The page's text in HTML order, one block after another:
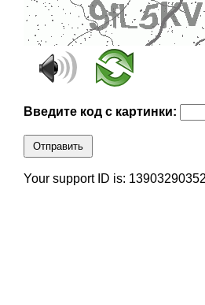
Введите код с картинки:
Отправить
Your support ID is: